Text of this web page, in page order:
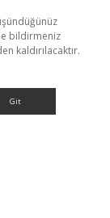
bildirmeniz
kaldırılacaktır.